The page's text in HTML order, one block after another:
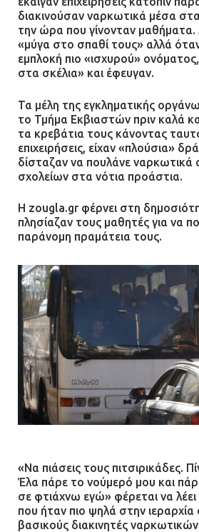
διακινούσαν ναρκωτικά μέσα
την ώρα που γίνονταν μαθήματα.
«μύγα στο σπαθί τους» αλλά
εμπλοκή πιο «ισχυρού»
στα σκέλια» και έφευγαν.
Τα μέλη της εγκληματικής
το Τμήμα Εκβιαστών πριν καλά
τα κρεβάτια τους κάνοντας
επιχειρήσεις, είχαν «πλούσια»
δίσταζαν να πουλάνε ναρκωτικά
σχολείων στα νότια προάστια.
Η zougla.gr φέρνει στη
πλησίαζαν τους μαθητές για να
παράνομη πραμάτεια τους.
«Να πιάσεις τους πιτσιρικάδες.
Έλα πάρε το νούμερό μου και
σε φτιάχνω εγώ» φέρεται να
που ήταν πιο ψηλά στην
βασικούς διακινητές